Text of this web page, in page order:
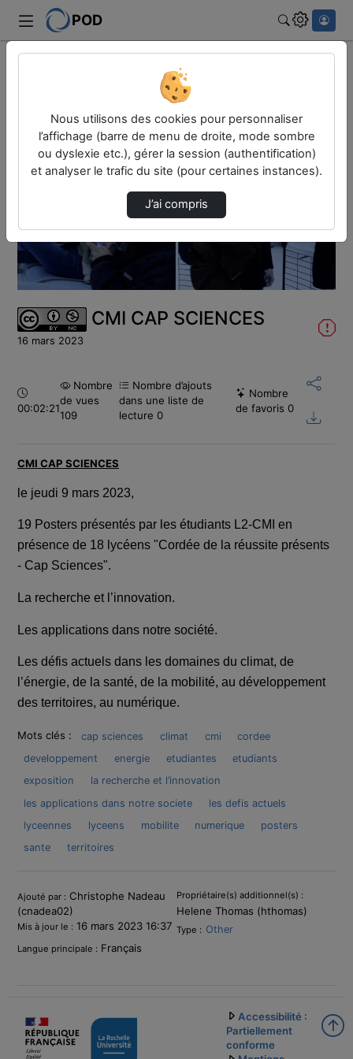
POD
CMI CAP SCIENCES
Lire
la
vidéo
CMI CAP SCIENCES
16 mars 2023
Durée :
00:02:21
Nombre
de vues
109
Nombre d’ajouts
dans une liste de
lecture 0
Nombre
de favoris 0
CMI CAP SCIENCES
le jeudi 9 mars 2023,
19 Posters présentés par les étudiants L2-CMI en
présence de 18 lycéens "Cordée de la réussite présents
- Cap Sciences".
La recherche et l’innovation.
Les applications dans notre société.
Les défis actuels dans les domaines du climat, de
l’énergie, de la santé, de la mobilité, au développement
des territoires, au numérique.
Mots clés : cap sciences climat cmi
cordee
developpement
energie etudiantes
etudiants
exposition
la recherche et l’innovation
les applications dans notre societe
les defis actuels
lyceennes
lyceens mobilite numerique
posters
sante
territoires
Informations
Ajouté par : Christophe Nadeau
(cnadea02)
Propriétaire(s) additionnel(s) :
Helene Thomas (hthomas)
Mis à jour le : 16 mars 2023 16:37 Type : Other
Langue principale : Français
Accessibilité :
Partiellement
conforme
Nous utilisons des cookies pour personnaliser
l’affichage (barre de menu de droite, mode sombre
ou dyslexie etc.), gérer la session (authentification)
et analyser le trafic du site (pour certaines instances).
J’ai compris